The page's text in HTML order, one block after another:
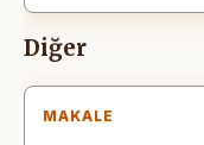
Diğer
MAKALE